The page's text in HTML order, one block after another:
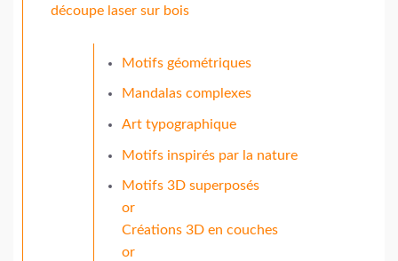
découpe laser sur bois
Motifs géométriques
Mandalas complexes
Art typographique
Motifs inspirés par la nature
Motifs 3D superposés
or
Créations 3D en couches
or